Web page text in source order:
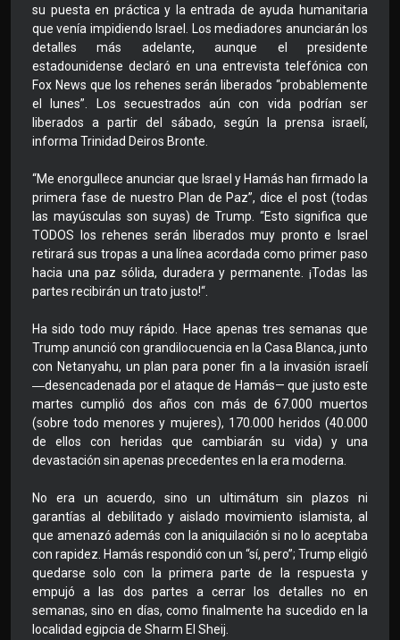
su puesta en práctica y la entrada de ayuda humanitaria
que venía impidiendo Israel. Los mediadores anunciarán los
detalles más adelante, aunque el presidente
estadounidense declaró en una entrevista telefónica con
Fox News que los rehenes serán liberados “probablemente
el lunes”. Los secuestrados aún con vida podrían ser
liberados a partir del sábado, según la prensa israelí,
informa Trinidad Deiros Bronte.
“Me enorgullece anunciar que Israel y Hamás han firmado la
primera fase de nuestro Plan de Paz”, dice el post (todas
las mayúsculas son suyas) de Trump. “Esto significa que
TODOS los rehenes serán liberados muy pronto e Israel
retirará sus tropas a una línea acordada como primer paso
hacia una paz sólida, duradera y permanente. ¡Todas las
partes recibirán un trato justo!“.
Ha sido todo muy rápido. Hace apenas tres semanas que
Trump anunció con grandilocuencia en la Casa Blanca, junto
con Netanyahu, un plan para poner fin a la invasión israelí
―desencadenada por el ataque de Hamás— que justo este
martes cumplió dos años con más de 67.000 muertos
(sobre todo menores y mujeres), 170.000 heridos (40.000
de ellos con heridas que cambiarán su vida) y una
devastación sin apenas precedentes en la era moderna.
No era un acuerdo, sino un ultimátum sin plazos ni
garantías al debilitado y aislado movimiento islamista, al
que amenazó además con la aniquilación si no lo aceptaba
con rapidez. Hamás respondió con un “sí, pero”; Trump eligió
quedarse solo con la primera parte de la respuesta y
empujó a las dos partes a cerrar los detalles no en
semanas, sino en días, como finalmente ha sucedido en la
localidad egipcia de Sharm El Sheij.